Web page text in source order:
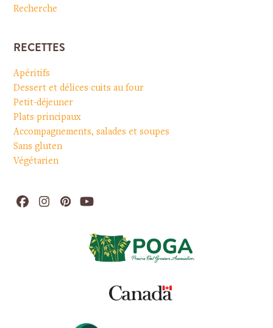
Recherche
RECETTES
Apéritifs
Dessert et délices cuits au four
Petit-déjeuner
Plats principaux
Accompagnements, salades et soupes
Sans gluten
Végétarien
Facebook
Instagram
PinterestYouTube